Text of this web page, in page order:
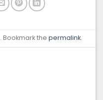
. Bookmark the permalink.